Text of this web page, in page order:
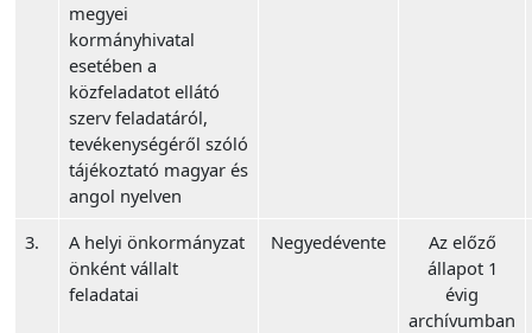
megyei
kormányhivatal
esetében a
közfeladatot ellátó
szerv feladatáról,
tevékenységéről szóló
tájékoztató magyar és
angol nyelven
3.
A helyi önkormányzat
önként vállalt
feladatai
Negyedévente
Az előző
állapot 1
évig
archívumban